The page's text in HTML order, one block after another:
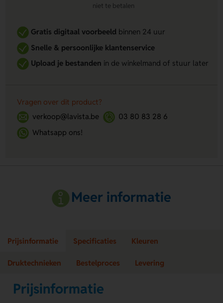
niet te betalen
Gratis digitaal voorbeeldbinnen 24 uur
Snelle & persoonlijke klantenservice
Upload je bestanden in de winkelmand of stuur later
Vragen over dit product?
verkoop@lavista.be
03 80 83 28 6
Whatsapp ons!
Meer informatie
Prijsinformatie Specificaties Kleuren
Druktechnieken Bestelproces Levering
Prijsinformatie